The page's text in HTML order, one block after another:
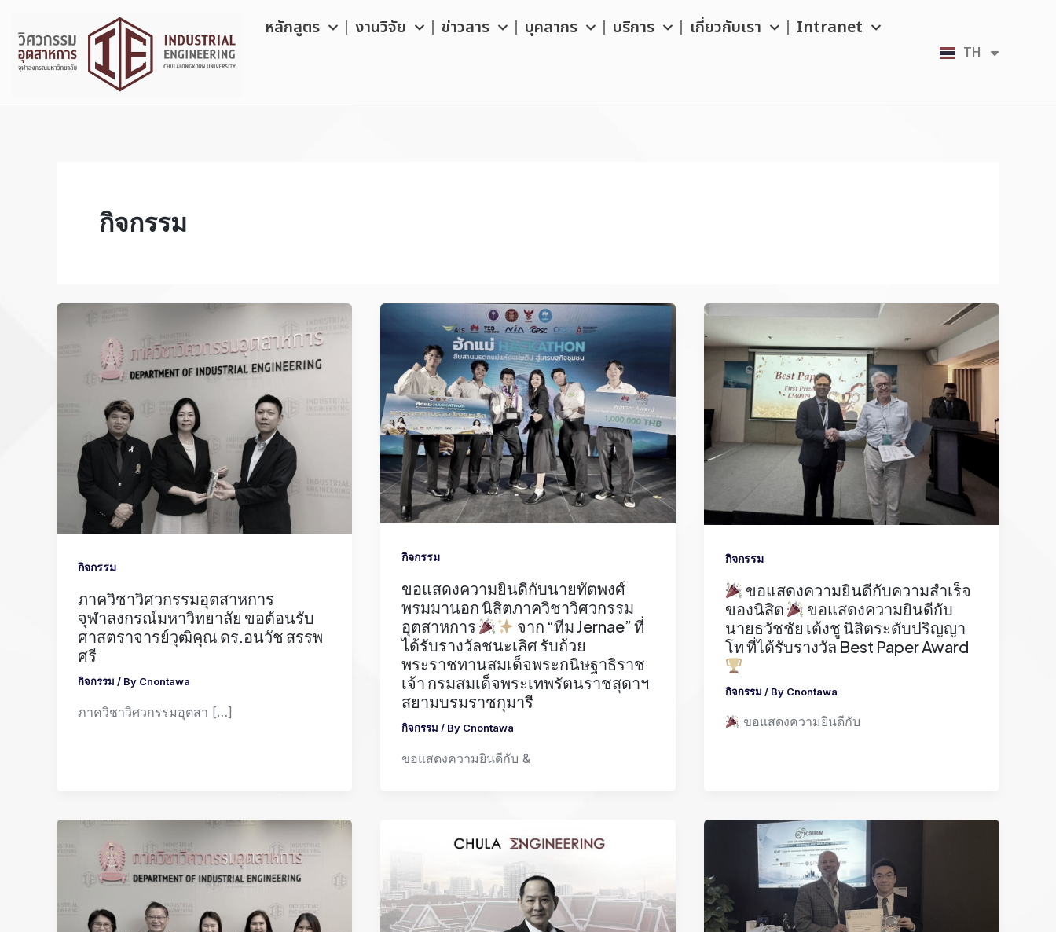
content
หลักสูตร งานวิจัย ข่าวสาร บุคลากร บริการ เกี่ยวกับเรา Intranet
TH
EN
กิจกรรม
กิจกรรม
ภาควิชาวิศวกรรมอุตสาหการ
จุฬาลงกรณ์มหาวิทยาลัย ขอต้อนรับ
ศาสตราจารย์วุฒิคุณ ดร.อนวัช สรรพ
ศรี
กิจกรรม / By Cnontawa
ภาควิชาวิศวกรรมอุตสา […]
กิจกรรม
ขอแสดงความยินดีกับนายทัตพงศ์
พรมมานอก นิสิตภาควิชาวิศวกรรม
อุตสาหการ
จาก “ทีม Jernae” ที่
ได้รับรางวัลชนะเลิศ รับถ้วย
พระราชทานสมเด็จพระกนิษฐาธิราช
เจ้า กรมสมเด็จพระเทพรัตนราชสุดาฯ
สยามบรมราชกุมารี
กิจกรรม / By Cnontawa
ขอแสดงความยินดีกับ &
กิจกรรม
ขอแสดงความยินดีกับความสำเร็จ
ของนิสิต
ขอแสดงความยินดีกับ
นายธวัชชัย เต้งชู นิสิตระดับปริญญา
โท ที่ได้รับรางวัล Best Paper Award
กิจกรรม / By Cnontawa
ขอแสดงความยินดีกับ
pagination